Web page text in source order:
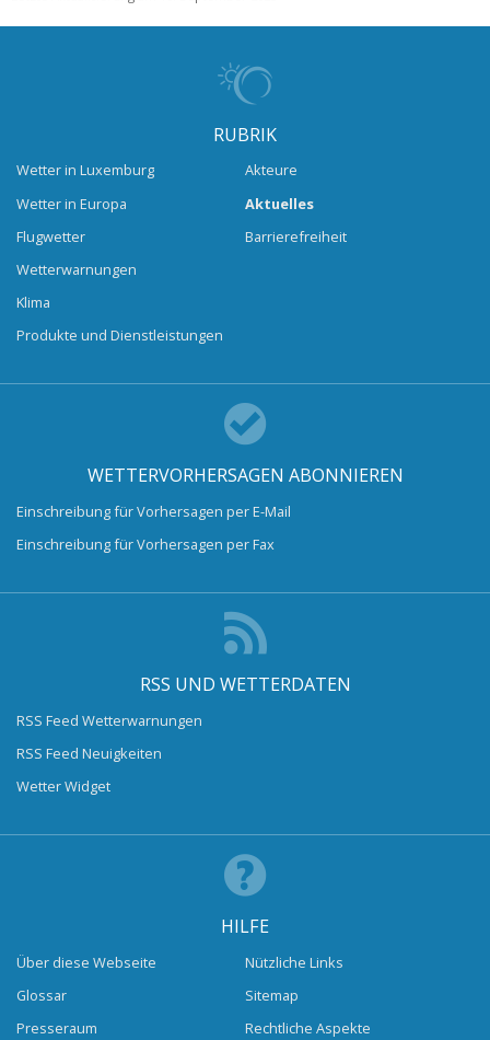
RUBRIK
Wetter in Luxemburg
Wetter in Europa
Flugwetter
Wetterwarnungen
Klima
Produkte und Dienstleistungen
Akteure
Aktuelles
Barrierefreiheit
WETTERVORHERSAGEN ABONNIEREN
Einschreibung für Vorhersagen per E-Mail
Einschreibung für Vorhersagen per Fax
RSS UND WETTERDATEN
RSS Feed Wetterwarnungen
RSS Feed Neuigkeiten
Wetter Widget
HILFE
Über diese Webseite
Glossar
Presseraum
Nützliche Links
Sitemap
Rechtliche Aspekte